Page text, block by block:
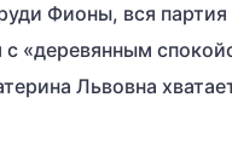
Фионы, вся партия
«деревянным
Львовна